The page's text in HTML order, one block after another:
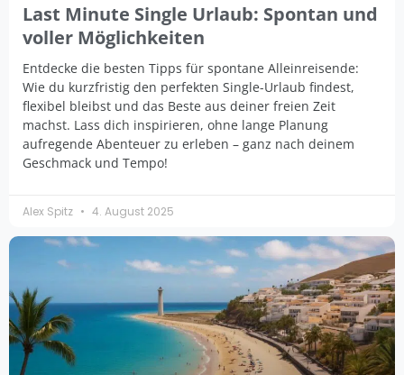
Last Minute Single Urlaub: Spontan und
voller Möglichkeiten
Entdecke die besten Tipps für spontane Alleinreisende:
Wie du kurzfristig den perfekten Single-Urlaub findest,
flexibel bleibst und das Beste aus deiner freien Zeit
machst. Lass dich inspirieren, ohne lange Planung
aufregende Abenteuer zu erleben – ganz nach deinem
Geschmack und Tempo!
Alex Spitz 4. August 2025